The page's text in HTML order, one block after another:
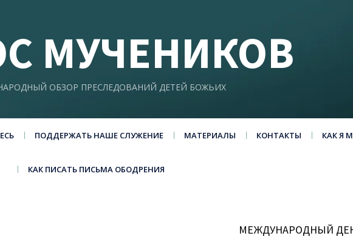
МУЧЕНИКОВ
ОБЗОР ПРЕСЛЕДОВАНИЙ ДЕТЕЙ БОЖЬИХ
ПОДДЕРЖАТЬ НАШЕ СЛУЖЕНИЕ МАТЕРИАЛЫ КОНТАКТЫ КАК Я
КАК ПИСАТЬ ПИСЬМА ОБОДРЕНИЯ
МЕЖДУНАРОДНЫЙ